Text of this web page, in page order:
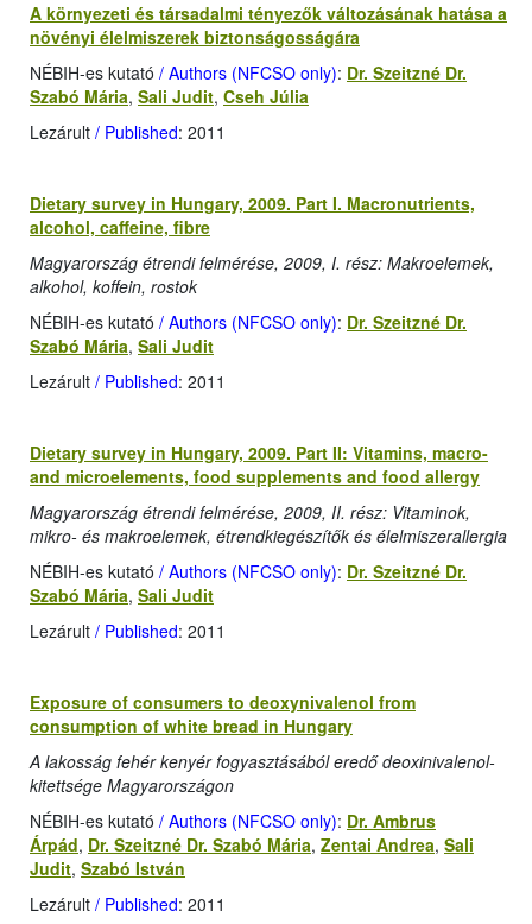
A környezeti és társadalmi tényezők változásának hatása a
növényi élelmiszerek biztonságosságára
NÉBIH-es kutató / Authors (NFCSO only): Dr. Szeitzné Dr.
Szabó Mária, Sali Judit, Cseh Júlia
Lezárult / Published: 2011
Dietary survey in Hungary, 2009. Part I. Macronutrients,
alcohol, caffeine, fibre
Magyarország étrendi felmérése, 2009, I. rész: Makroelemek,
alkohol, koffein, rostok
NÉBIH-es kutató / Authors (NFCSO only): Dr. Szeitzné Dr.
Szabó Mária, Sali Judit
Lezárult / Published: 2011
Dietary survey in Hungary, 2009. Part II: Vitamins, macro-
and microelements, food supplements and food allergy
Magyarország étrendi felmérése, 2009, II. rész: Vitaminok,
mikro- és makroelemek, étrendkiegészítők és élelmiszerallergia
NÉBIH-es kutató / Authors (NFCSO only): Dr. Szeitzné Dr.
Szabó Mária, Sali Judit
Lezárult / Published: 2011
Exposure of consumers to deoxynivalenol from
consumption of white bread in Hungary
A lakosság fehér kenyér fogyasztásából eredő deoxinivalenol-
kitettsége Magyarországon
NÉBIH-es kutató / Authors (NFCSO only): Dr. Ambrus
Árpád, Dr. Szeitzné Dr. Szabó Mária, Zentai Andrea, Sali
Judit, Szabó István
Lezárult / Published: 2011